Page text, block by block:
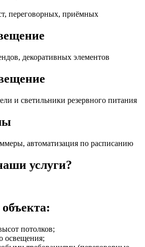
переговорных, приёмных
декоративных элементов
и светильники резервного питания
автоматизация по расписанию
услуги?
потолков;
освещения;